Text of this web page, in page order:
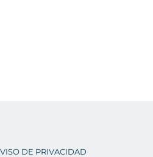
DE PRIVACIDAD